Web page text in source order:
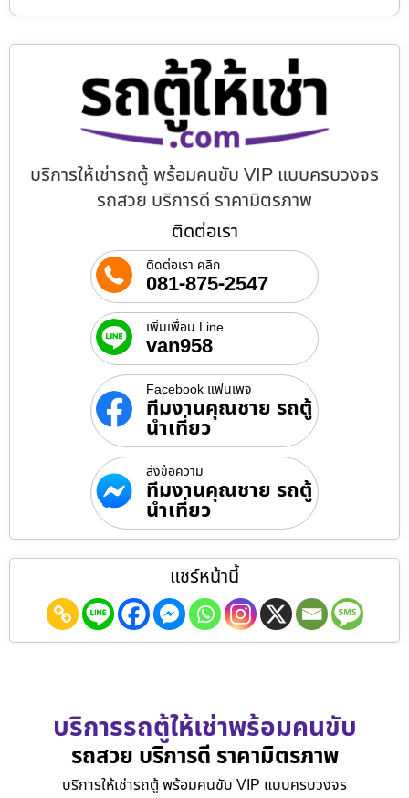
บริการให้เช่ารถตู้ พร้อมคนขับ VIP แบบครบวงจร
รถสวย บริการดี ราคามิตรภาพ
ติดต่อเรา
ติดต่อเรา คลิก
081-875-2547
เพิ่มเพื่อน Line
van958
Facebook แฟนเพจ
ทีมงานคุณชาย รถตู้
นำเที่ยว
ส่งข้อความ
ทีมงานคุณชาย รถตู้
นำเที่ยว
แชร์หน้านี้
บริการรถตู้ให้เช่าพร้อมคนขับ
รถสวย บริการดี ราคามิตรภาพ
บริการให้เช่ารถตู้ พร้อมคนขับ VIP แบบครบวงจร